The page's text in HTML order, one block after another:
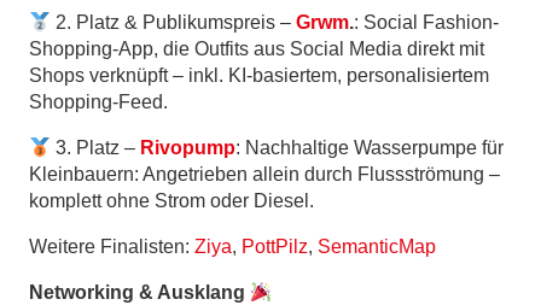
2. Platz & Publikumspreis –Grwm.: Social Fashion-
Shopping-App, die Outfits aus Social Media direkt mit
Shops verknüpft – inkl. KI-basiertem, personalisiertem
Shopping-Feed.
3. Platz – Rivopump: Nachhaltige Wasserpumpe für
Kleinbauern: Angetrieben allein durch Flussströmung –
komplett ohne Strom oder Diesel.
Weitere Finalisten: Ziya, PottPilz, SemanticMap
Networking & Ausklang